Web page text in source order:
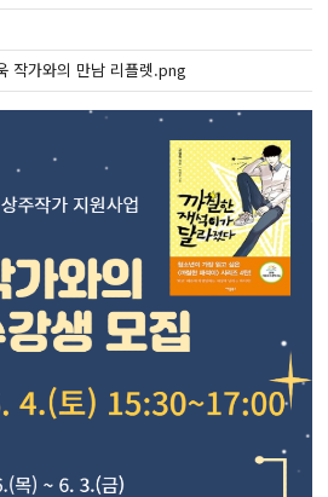
작가와의 만남 리플렛.png